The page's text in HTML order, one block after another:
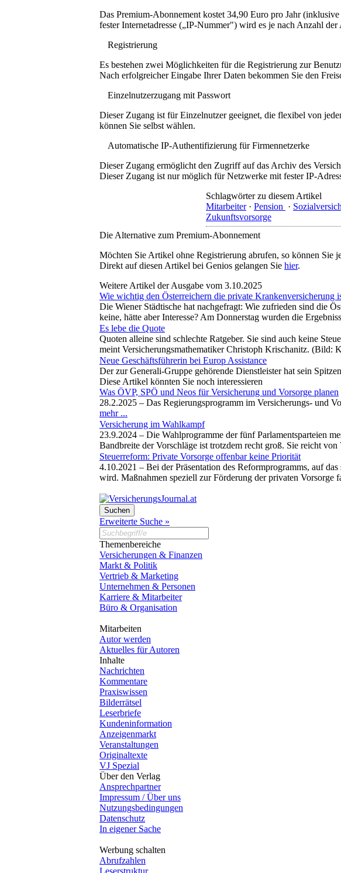
Das Premium-Abonnement kostet 34,90 Euro pro Jahr
fester Internetadresse („IP-Nummer") wird es je nach Anzahl
Registrierung
Es bestehen zwei Möglichkeiten für die Registrierung zur
Nach erfolgreicher Eingabe Ihrer Daten bekommen Sie den
Einzelnutzerzugang mit Passwort
Dieser Zugang ist für Einzelnutzer geeignet, die flexibel von
können Sie selbst wählen.
Automatische IP-Authentifizierung für Firmennetzerke
Dieser Zugang ermöglicht den Zugriff auf das Archiv des
Dieser Zugang ist nur möglich für Netzwerke mit fester IP-
Schlagwörter zu diesem Artikel
Mitarbeiter· Pension ·
Zukunftsvorsorge
Die Alternative zum Premium-Abonnement
Möchten Sie Artikel ohne Registrierung abrufen, so können Sie
Direkt auf diesen Artikel bei Genios gelangen Sie hier.
Weitere Artikel der Ausgabe vom 3.10.2025
Wie wichtig den Österreichern die private Krankenversicherung
Die Wiener Städtische hat nachgefragt: Wie zufrieden sind die
keine, hätte aber Interesse? Am Donnerstag wurden die
Es lebe die Quote
Quoten alleine sind schlechte Ratgeber. Sie sind auch keine
meint Versicherungsmathematiker Christoph Krischanitz. (Bild:
Neue Geschäftsführerin bei Europ Assistance
Der zur Generali-Gruppe gehörende Dienstleister hat sein
Diese Artikel könnten Sie noch interessieren
Was ÖVP, SPÖ und Neos für Versicherung und Vorsorge planen
28.2.2025 – Das Regierungsprogramm im Versicherungs- und
mehr ...
Versicherung im Wahlkampf
23.9.2024 – Die Wahlprogramme der fünf Parlamentsparteien
Bandbreite der Vorschläge ist trotzdem recht groß. Sie reicht
Steuerreform: Private Vorsorge offenbar keine Priorität
4.10.2021 – Bei der Präsentation des Reformprogramms, auf
wird. Maßnahmen speziell zur Förderung der privaten Vorsorge
Erweiterte Suche »
Themenbereiche
Versicherungen & Finanzen
Markt & Politik
Vertrieb & Marketing
Unternehmen & Personen
Karriere & Mitarbeiter
Büro & Organisation
Mitarbeiten
Autor werden
Aktuelles für Autoren
Inhalte
Nachrichten
Kommentare
Praxiswissen
Bilderrätsel
Leserbriefe
Kundeninformation
Anzeigenmarkt
Veranstaltungen
Originaltexte
VJ Spezial
Über den Verlag
Ansprechpartner
Impressum / Über uns
Nutzungsbedingungen
Datenschutz
In eigener Sache
Werbung schalten
Abrufzahlen
Leserstruktur